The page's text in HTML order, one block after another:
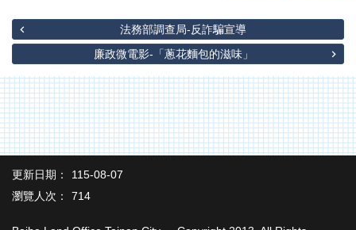
籍
圖
實
價
登
未
辦
承
法務部調查局-反詐騙宣導
廉政微電影-「蔥花麵包的滋味」
更新日期：
115-08-07
瀏覽人次：
714